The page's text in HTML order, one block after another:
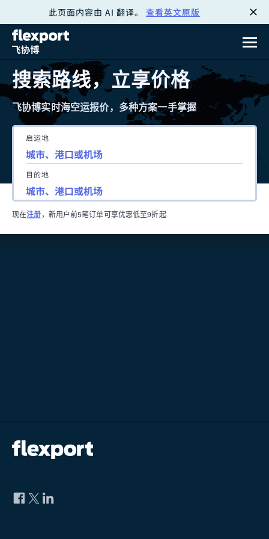
此页面内容由 AI 翻译。 查看英文原版
搜索路线，立享价格
飞协博实时海空运报价，多种方案一手掌握
启运地
目的地
现在注册 ，新用户前5笔订单可享优惠低至9折起